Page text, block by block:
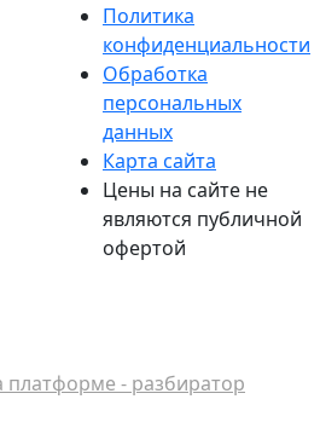
Политика
конфиденциальности
Обработка
персональных
данных
Карта сайта
Цены на сайте не
являются публичной
офертой
платформе - разбиратор